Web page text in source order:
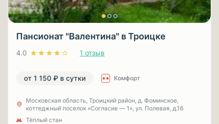
Пансионат "Валентина" в Троицке
4.0 1 отзыв
от 1 150 ₽ в сутки Комфорт
Московская область, Троицкий район, д. Фоминское,
коттеджный поселок «Согласие — 1», ул. Полевая, д.16
Тёплый стан